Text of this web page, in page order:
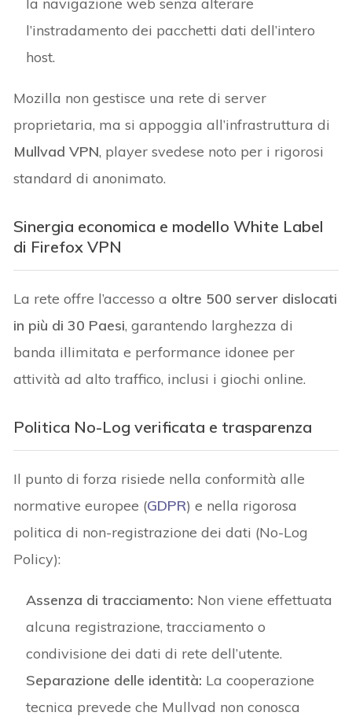
la navigazione web senza alterare
l’instradamento dei pacchetti dati dell’intero
host.
Mozilla non gestisce una rete di server
proprietaria, ma si appoggia all’infrastruttura di
Mullvad VPN, player svedese noto per i rigorosi
standard di anonimato.
Sinergia economica e modello White Label
di Firefox VPN
La rete offre l’accesso a oltre 500 server dislocati
in più di 30 Paesi, garantendo larghezza di
banda illimitata e performance idonee per
attività ad alto traffico, inclusi i giochi online.
Politica No-Log verificata e trasparenza
Il punto di forza risiede nella conformità alle
normative europee (GDPR) e nella rigorosa
politica di non-registrazione dei dati (No-Log
Policy):
Assenza di tracciamento: Non viene effettuata
alcuna registrazione, tracciamento o
condivisione dei dati di rete dell’utente.
Separazione delle identità: La cooperazione
tecnica prevede che Mullvad non conosca